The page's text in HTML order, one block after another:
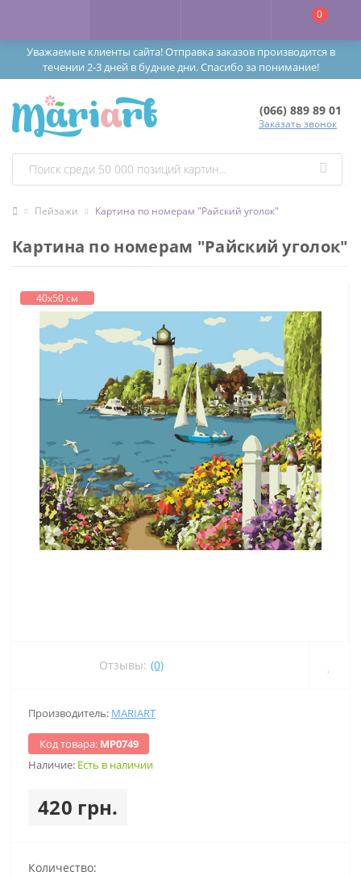
Уважаемые клиенты сайта! Отправка заказов производится в
течении 2-3 дней в будние дни. Спасибо за понимание!
0
(066) 889 89 01
Заказать звонок
Пейзажи Картина по номерам "Райский уголок"
Картина по номерам "Райский уголок"
40х50 см
Отзывы: (0)
Производитель: MARIART
Код товара: МР0749
Наличие: Есть в наличии
420 грн.
Количество: